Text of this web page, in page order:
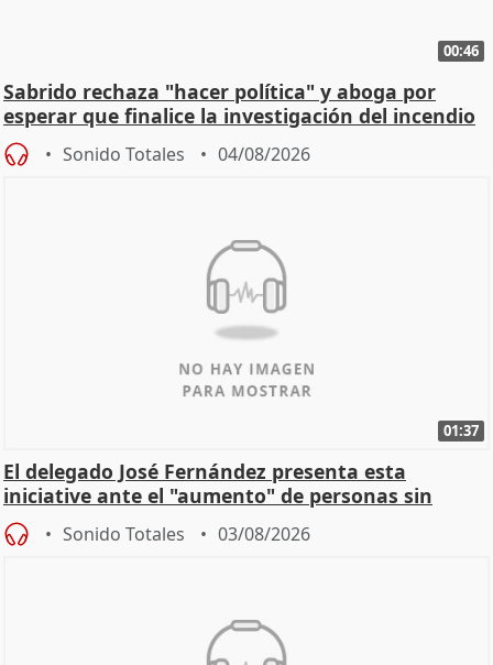
00:46
Sabrido rechaza "hacer política" y aboga por
esperar que finalice la investigación del incendio
Sonido Totales 04/08/2026
01:37
El delegado José Fernández presenta esta
iniciative ante el "aumento" de personas sin
hogar en Madri
Sonido Totales 03/08/2026